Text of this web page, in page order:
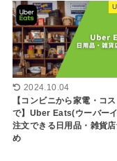
2024.10.04
【コンビニから家電・コ
で】Uber Eats(ウーバー
注文できる日用品・雑貨店
め